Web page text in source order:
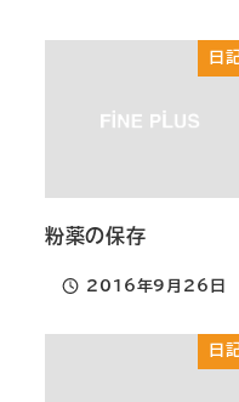
日
粉薬の保存
投稿日
2016年9月26日
日